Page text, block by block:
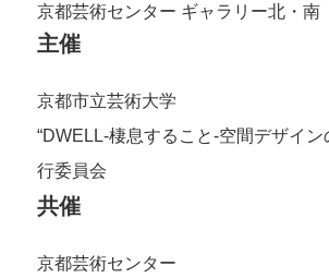
京都芸術センター ギャラリー北・南
主催
京都市立芸術大学
“DWELL-棲息すること-空間デザイ
行委員会
共催
京都芸術センター